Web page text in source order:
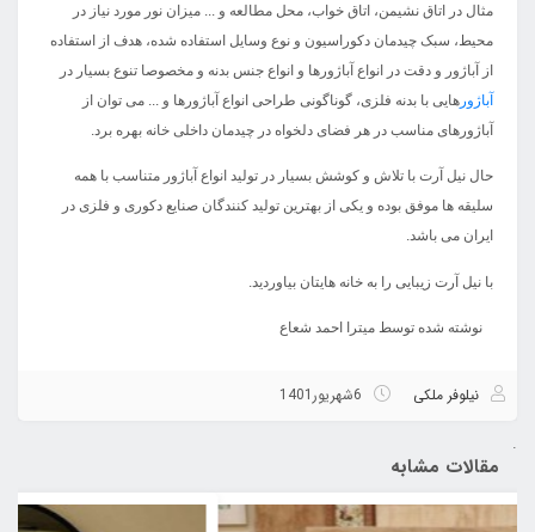
مثال در اتاق نشیمن، اتاق خواب، محل مطالعه و ... میزان نور مورد نیاز در
محیط، سبک چیدمان دکوراسیون و نوع وسایل استفاده شده، هدف از استفاده
از آباژور و دقت در انواع آباژورها و انواع جنس بدنه و مخصوصا تنوع بسیار در
آباژور هایی با بدنه فلزی، گوناگونی طراحی انواع آباژورها و ... می توان از
آباژورهای مناسب در هر فضای دلخواه در چیدمان داخلی خانه بهره برد.
حال نیل آرت با تلاش و کوشش بسیار در تولید انواع آباژور متناسب با همه
سلیقه ها موفق بوده و یکی از بهترین تولید کنندگان صنایع دکوری و فلزی در
ایران می باشد.
با نیل آرت زیبایی را به خانه هایتان بیاوردید.
نوشته شده توسط میترا احمد شعاع
نیلوفر ملکی 6شهریور1401
.
مقالات مشابه